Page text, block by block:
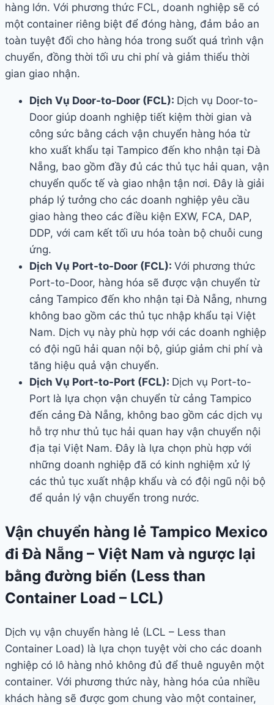
hàng lớn. Với phương thức FCL, doanh nghiệp sẽ có
một container riêng biệt để đóng hàng, đảm bảo an
toàn tuyệt đối cho hàng hóa trong suốt quá trình vận
chuyển, đồng thời tối ưu chi phí và giảm thiểu thời
gian giao nhận.
Dịch Vụ Door-to-Door (FCL): Dịch vụ Door-to-
Door giúp doanh nghiệp tiết kiệm thời gian và
công sức bằng cách vận chuyển hàng hóa từ
kho xuất khẩu tại Tampico đến kho nhận tại Đà
Nẵng, bao gồm đầy đủ các thủ tục hải quan, vận
chuyển quốc tế và giao nhận tận nơi. Đây là giải
pháp lý tưởng cho các doanh nghiệp yêu cầu
giao hàng theo các điều kiện EXW, FCA, DAP,
DDP, với cam kết tối ưu hóa toàn bộ chuỗi cung
ứng.
Dịch Vụ Port-to-Door (FCL): Với phương thức
Port-to-Door, hàng hóa sẽ được vận chuyển từ
cảng Tampico đến kho nhận tại Đà Nẵng, nhưng
không bao gồm các thủ tục nhập khẩu tại Việt
Nam. Dịch vụ này phù hợp với các doanh nghiệp
có đội ngũ hải quan nội bộ, giúp giảm chi phí và
tăng hiệu quả vận chuyển.
Dịch Vụ Port-to-Port (FCL): Dịch vụ Port-to-
Port là lựa chọn vận chuyển từ cảng Tampico
đến cảng Đà Nẵng, không bao gồm các dịch vụ
hỗ trợ như thủ tục hải quan hay vận chuyển nội
địa tại Việt Nam. Đây là lựa chọn phù hợp với
những doanh nghiệp đã có kinh nghiệm xử lý
các thủ tục xuất nhập khẩu và có đội ngũ nội bộ
để quản lý vận chuyển trong nước.
Vận chuyển hàng lẻ Tampico Mexico
đi Đà Nẵng – Việt Nam và ngược lại
bằng đường biển (Less than
Container Load – LCL)
Dịch vụ vận chuyển hàng lẻ (LCL – Less than
Container Load) là lựa chọn tuyệt vời cho các doanh
nghiệp có lô hàng nhỏ không đủ để thuê nguyên một
container. Với phương thức này, hàng hóa của nhiều
khách hàng sẽ được gom chung vào một container,